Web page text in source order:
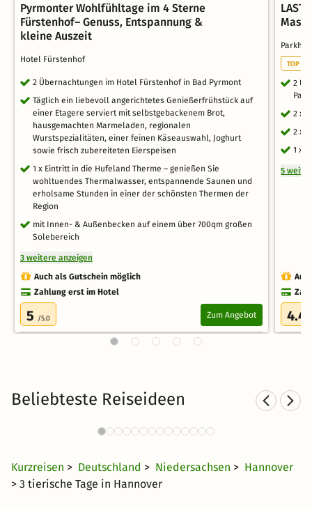
Pyrmonter Wohlfühltage im 4 Sterne
Fürstenhof– Genuss, Entspannung &
kleine Auszeit
Hotel Fürstenhof
2 Übernachtungen im Hotel Fürstenhof in Bad Pyrmont
Täglich ein liebevoll angerichtetes Genießerfrühstück auf
einer Etagere serviert mit selbstgebackenem Brot,
hausgemachten Marmeladen, regionalen
Wurstspezialitäten, einer feinen Käseauswahl, Joghurt
sowie frisch zubereiteten Eierspeisen
1 x Eintritt in die Hufeland Therme – genießen Sie
wohltuendes Thermalwasser, entspannende Saunen und
erholsame Stunden in einer der schönsten Thermen der
Region
mit Innen- & Außenbecken auf einem über 700qm großen
Solebereich
3 weitere anzeigen
Auch als Gutschein möglich
Zahlung erst im Hotel
5 /5.0 Zum Angebot
LAST
TOP
2
2 x
2 x
1 x
5
4.4
Beliebteste Reiseideen
Romantische Hotels in
Kurzreisen > Deutschland > Niedersachsen > Hannover
> 3 tierische Tage in Hannover